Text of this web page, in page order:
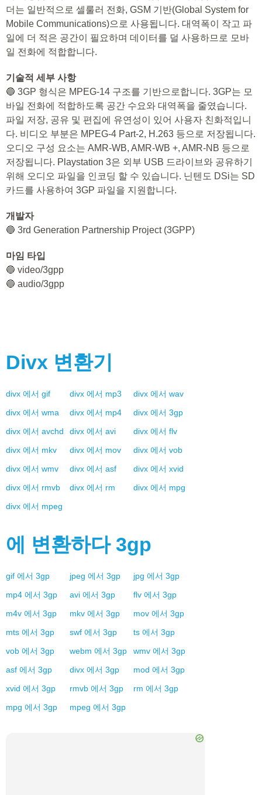
더는 일반적으로 셀룰러 전화, GSM 기반(Global System for
Mobile Communications)으로 사용됩니다. 대역폭이 작고 파
일에 더 적은 공간이 필요하며 데이터를 덜 사용하므로 모바
일 전화에 적합합니다.
기술적 세부 사항
🔵 3GP 형식은 MPEG-14 구조를 기반으로합니다. 3GP는 모
바일 전화에 적합하도록 공간 수요와 대역폭을 줄였습니다.
파일 저장, 공유 및 편집에 유연성이 있어 사용자 친화적입니
다. 비디오 부분은 MPEG-4 Part-2, H.263 등으로 저장됩니다.
오디오 구성 요소는 AMR-WB, AMR-WB +, AMR-NB 등으로
저장됩니다. Playstation 3은 외부 USB 드라이브와 공유하기
위해 오디오 파일을 인코딩 할 수 있습니다. 닌텐도 DSi는 SD
카드를 사용하여 3GP 파일을 지원합니다.
개발자
🔵 3rd Generation Partnership Project (3GPP)
마임 타입
🔵 video/3gpp
🔵 audio/3gpp
Divx 변환기
divx 에서 gif divx 에서 mp3 divx 에서 wav
divx 에서 wma divx 에서 mp4 divx 에서 3gp
divx 에서 avchd divx 에서 avi divx 에서 flv
divx 에서 mkv divx 에서 mov divx 에서 vob
divx 에서 wmv divx 에서 asf divx 에서 xvid
divx 에서 rmvb divx 에서 rm divx 에서 mpg
divx 에서 mpeg
에 변환하다 3gp
gif 에서 3gp jpeg 에서 3gp jpg 에서 3gp
mp4 에서 3gp avi 에서 3gp flv 에서 3gp
m4v 에서 3gp mkv 에서 3gp mov 에서 3gp
mts 에서 3gp swf 에서 3gp ts 에서 3gp
vob 에서 3gp webm 에서 3gp wmv 에서 3gp
asf 에서 3gp divx 에서 3gp mod 에서 3gp
xvid 에서 3gp rmvb 에서 3gp rm 에서 3gp
mpg 에서 3gp mpeg 에서 3gp